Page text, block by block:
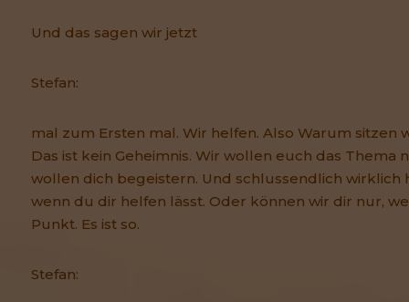
Und das sagen wir jetzt
Stefan:
mal zum Ersten mal. Wir helfen. Also Warum sitzen
Das ist kein Geheimnis. Wir wollen euch das Thema
wollen dich begeistern. Und schlussendlich wirklich
wenn du dir helfen lässt. Oder können wir dir nur,
Punkt. Es ist so.
Stefan: